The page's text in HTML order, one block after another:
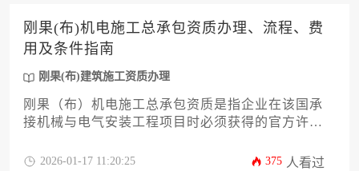
刚果(布)机电施工总承包资质办理、流程、费
用及条件指南
刚果(布)建筑施工资质办理
刚果（布）机电施工总承包资质是指企业在该国承
接机械与电气安装工程项目时必须获得的官方许
证明、财务审计报告等核心材料，经历资质预审、
2026-01-17 11:20:25 375 人看过